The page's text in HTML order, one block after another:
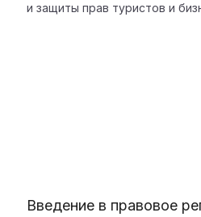
и защиты прав туристов и
Введение в правовое